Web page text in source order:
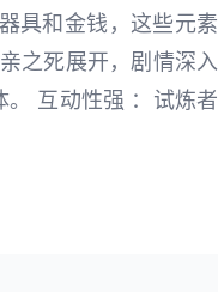
具和金钱，这些元素
之死展开，剧情深入
。 互动性强 ：试炼者